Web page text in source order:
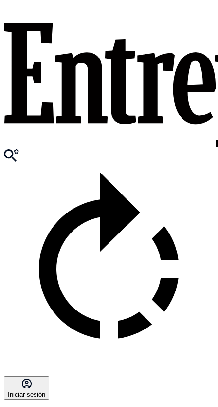
Iniciar sesión